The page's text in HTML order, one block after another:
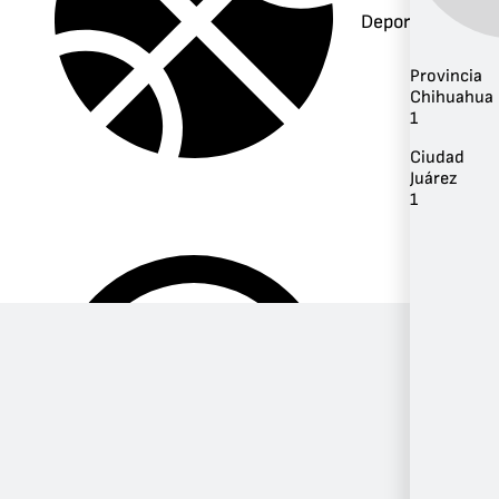
Deportes
Provincia
Chihuahua
1
Ciudad
Juárez
1